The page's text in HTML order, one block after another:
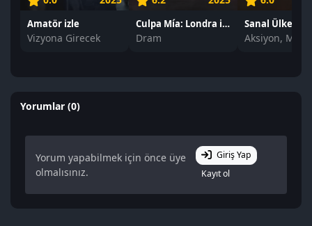
Amatör izle
Vizyona Girecek
Culpa Mía: Londra izle
Dram
Sanal Ülke izle
Yorumlar (0)
Yorum yapabilmek için önce üye
olmalısınız.
Giriş Yap
Kayıt ol